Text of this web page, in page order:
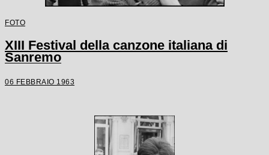
FOTO
XIII Festival della canzone italiana di
Sanremo
06 FEBBRAIO 1963